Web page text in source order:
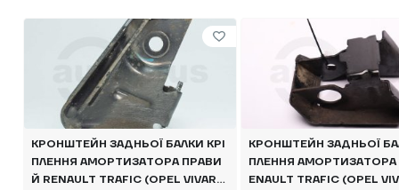
КРОНШТЕЙН ЗАДНЬОЇ БАЛКИ КРІ
ПЛЕННЯ АМОРТИЗАТОРА ПРАВИ
Й RENAULT TRAFIC (OPEL VIVARO,
КРОНШТЕЙН ЗАДНЬОЇ
ПЛЕННЯ АМОРТИЗАТОРА
ENAULT TRAFIC (OPEL